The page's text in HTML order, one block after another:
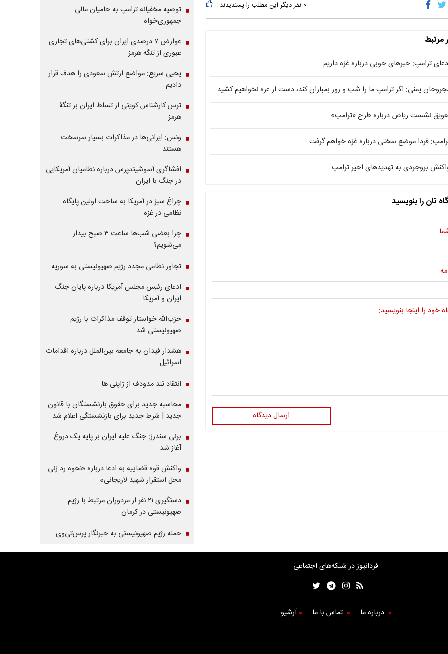
۰ نفر دیگر این مطلب را پسندیدند
مرتبط
ترامپ: خبرهای خوبی درباره غزه داریم
یمنی: اگر ترامپ ما را شب و روز بمباران کند، دست از غزه نخواهیم کشید
نشست ریاض درباره طرح «ترامپ»
فردا موضع سختی درباره غزه خواهم گرفت
بروجردی به تهدیدهای اخیر ترامپ
تان را بنویسید
خود را اینجا بنویسید:
ارسال دیدگاه
توصیه مخفیانه ترامپ به حامیان مالی
جمهوری‌خواه
عوارض ۷ درصدی ایران برای کشتی‌های تجاری
عبوری از تنگه هرمز
یحیی سریع: مواضع ارتش سعودی را هدف قرار
دادیم
ترس کارشناس کویتی از تسلط ایران بر تنگۀ
هرمز
ونس: ایرانی‌ها در مذاکرات بسیار سرسخت
هستند
افشاگری آسوشیتدپرس درباره نظامیان آمریکایی
در جنگ با ایران
چراغ سبز در آمریکا به ساخت اولین پایگاه
نظامی در غزه
چرا بعضی شب‌ها ساعت ۳ صبح بیدار
می‌شویم؟
تجاوز نظامی مجدد رژیم صهیونیستی به سوریه
ادعای رئیس مجلس آمریکا درباره پایان جنگ
ایران و آمریکا
حزب‌الله خواستار توقف مذاکرات با رژیم
صهیونیستی شد
هشدار فیدان به جامعه بین‌الملل درباره اقدامات
اسرائیل
انتقاد تند مدودف از ژاپنی ها
محاسبه جدید برای حقوق بازنشستگان با قانون
جدید | شرط جدید برای بازنشستگی اعلام شد
برنی سندرز: جنگ علیه ایران بر پایه یک دروغ
آغاز شد
واکنش قوه قضاییه به ادعا درباره «نحوه رد زنی
محل استقرار شهید لاریجانی»
دستگیری ۲۱ نفر از مزدوران مرتبط با رژیم
صهیونیستی در کرمان
حمله رژیم صهیونیستی به خبرنگار پرس‌تی‌وی
فردانیوز در شبکه‌های اجتماعی
درباره ما تماس با ما آرشیو